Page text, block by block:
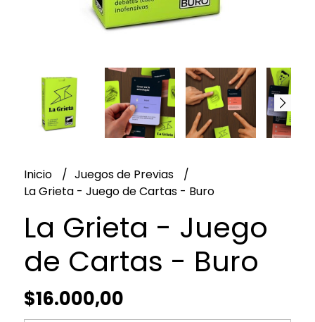
Inicio
Juegos de Previas
La Grieta - Juego de Cartas - Buro
La Grieta - Juego
de Cartas - Buro
$16.000,00